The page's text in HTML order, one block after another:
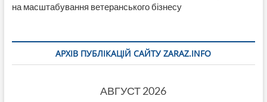
на масштабування ветеранського бізнесу
АРХІВ ПУБЛІКАЦІЙ САЙТУ ZARAZ.INFO
АВГУСТ 2026